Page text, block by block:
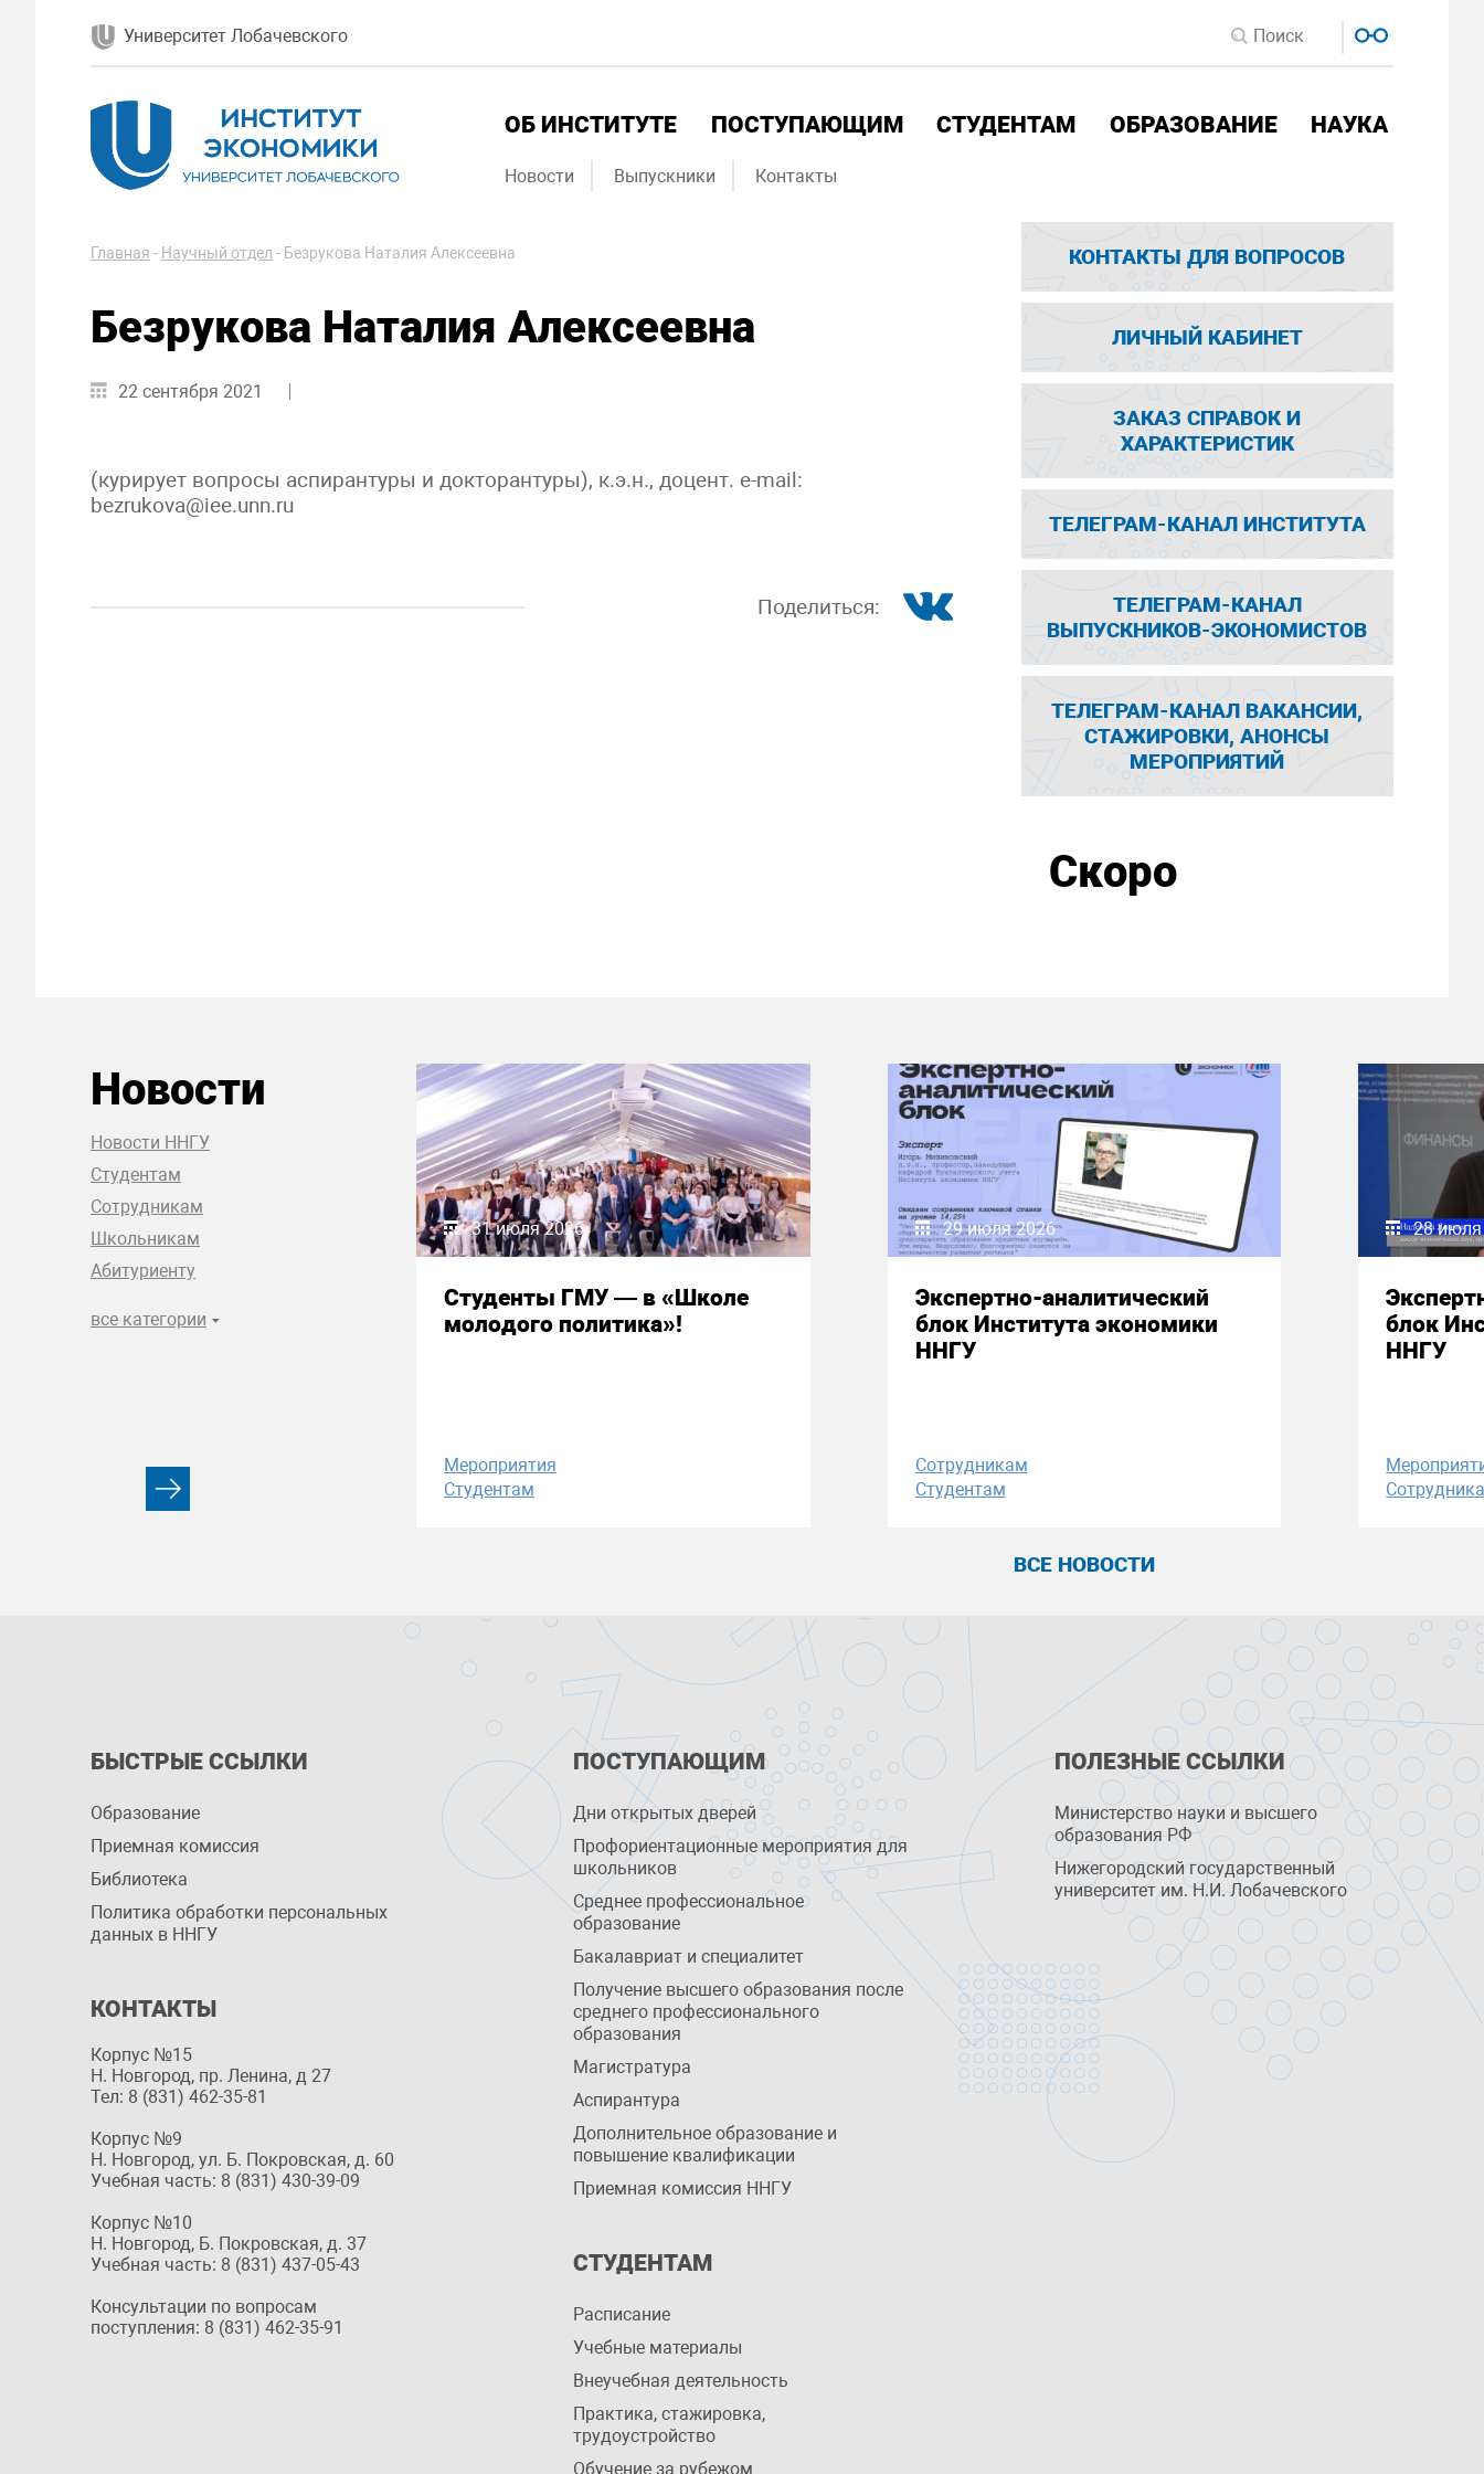
Университет Лобачевского
ОБ ИНСТИТУТЕ ПОСТУПАЮЩИМ СТУДЕНТАМ ОБРАЗОВАНИЕ НАУКА
Новости Выпускники Контакты
Главная - Научный отдел - Безрукова Наталия Алексеевна
Безрукова Наталия Алексеевна
22 сентября 2021
(курирует вопросы аспирантуры и докторантуры), к.э.н., доцент. e-mail:
bezrukova@iee.unn.ru
Поделиться:
КОНТАКТЫ ДЛЯ ВОПРОСОВ
ЛИЧНЫЙ КАБИНЕТ
ЗАКАЗ СПРАВОК И
ХАРАКТЕРИСТИК
ТЕЛЕГРАМ-КАНАЛ ИНСТИТУТА
ТЕЛЕГРАМ-КАНАЛ
ВЫПУСКНИКОВ-ЭКОНОМИСТОВ
ТЕЛЕГРАМ-КАНАЛ ВАКАНСИИ,
СТАЖИРОВКИ, АНОНСЫ
МЕРОПРИЯТИЙ
Скоро
Новости
Новости ННГУ
Студентам
Сотрудникам
Школьникам
Абитуриенту
все категории
31 июля 2026
Студенты ГМУ — в «Школе
молодого политика»!
Мероприятия
Студентам
29 июля 2026
Экспертно-аналитический
блок Института экономики
ННГУ
Сотрудникам
Студентам
28
блок
ННГУ
ВСЕ НОВОСТИ
БЫСТРЫЕ ССЫЛКИ
Образование
Приемная комиссия
Библиотека
Политика обработки персональных
данных в ННГУ
КОНТАКТЫ
Корпус №15
Н. Новгород, пр. Ленина, д 27
Тел: 8 (831) 462-35-81
Корпус №9
Н. Новгород, ул. Б. Покровская, д. 60
Учебная часть: 8 (831) 430-39-09
Корпус №10
Н. Новгород, Б. Покровская, д. 37
Учебная часть: 8 (831) 437-05-43
Консультации по вопросам
поступления: 8 (831) 462-35-91
ПОСТУПАЮЩИМ
Дни открытых дверей
Профориентационные мероприятия для
школьников
Среднее профессиональное
образование
Бакалавриат и специалитет
Получение высшего образования после
среднего профессионального
образования
Магистратура
Аспирантура
Дополнительное образование и
повышение квалификации
Приемная комиссия ННГУ
СТУДЕНТАМ
Расписание
Учебные материалы
Внеучебная деятельность
Практика, стажировка,
трудоустройство
Обучение за рубежом
ПОЛЕЗНЫЕ ССЫЛКИ
Министерство науки и высшего
образования РФ
Нижегородский государственный
университет им. Н.И. Лобачевского